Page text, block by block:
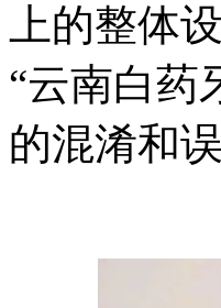
上的整体
“云南白药
的混淆和误